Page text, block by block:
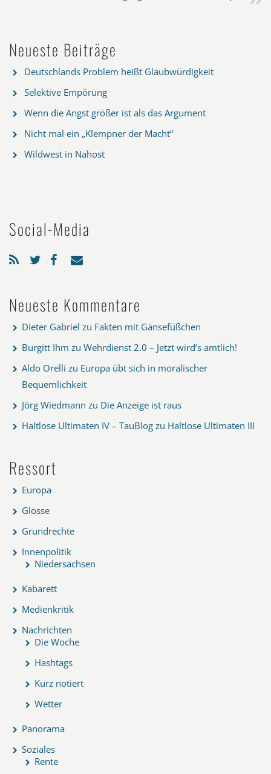
Neueste Beiträge
Deutschlands Problem heißt Glaubwürdigkeit
Selektive Empörung
Wenn die Angst größer ist als das Argument
Nicht mal ein „Klempner der Macht“
Wildwest in Nahost
Social-Media
Neueste Kommentare
Dieter Gabriel zu Fakten mit Gänsefüßchen
Burgitt Ihm zu Wehrdienst 2.0 – Jetzt wird’s amtlich!
Aldo Orelli zu Europa übt sich in moralischer
Bequemlichkeit
Jörg Wiedmann zu Die Anzeige ist raus
Haltlose Ultimaten IV – TauBlog zu Haltlose Ultimaten III
Ressort
Europa
Glosse
Grundrechte
Innenpolitik
Niedersachsen
Kabarett
Medienkritik
Nachrichten
Die Woche
Hashtags
Kurz notiert
Wetter
Panorama
Soziales
Rente